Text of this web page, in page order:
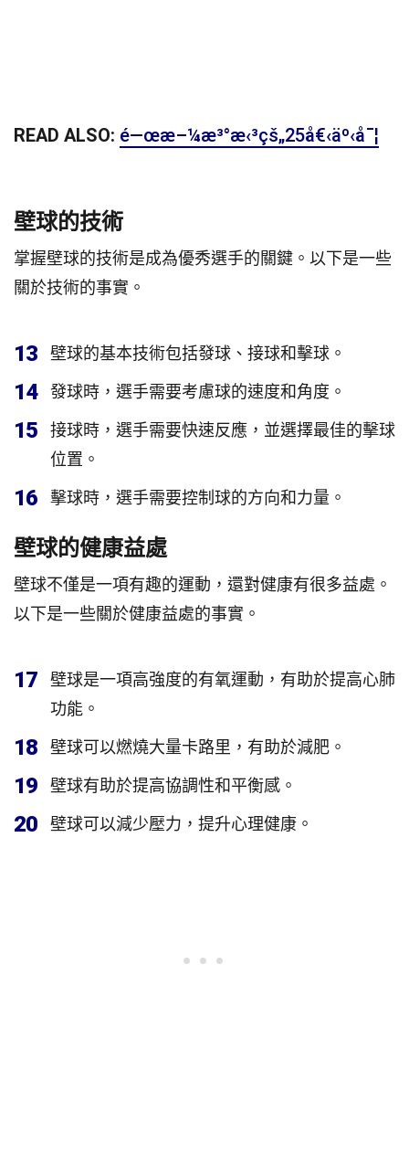
READ ALSO: é—œæ–¼æ³°æ‹³çš„25å€‹äº‹å¯¦
壁球的技術
掌握壁球的技術是成為優秀選手的關鍵。以下是一些
關於技術的事實。
13 壁球的基本技術包括發球、接球和擊球。
14 發球時，選手需要考慮球的速度和角度。
15
接球時，選手需要快速反應，並選擇最佳的擊球
位置。
16 擊球時，選手需要控制球的方向和力量。
壁球的健康益處
壁球不僅是一項有趣的運動，還對健康有很多益處。
以下是一些關於健康益處的事實。
17
壁球是一項高強度的有氧運動，有助於提高心肺
功能。
18 壁球可以燃燒大量卡路里，有助於減肥。
19 壁球有助於提高協調性和平衡感。
20 壁球可以減少壓力，提升心理健康。